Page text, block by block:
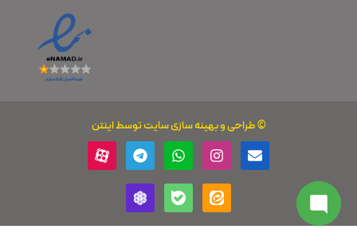
©طراحیوبهینه سازی سایتتوسط اینتن